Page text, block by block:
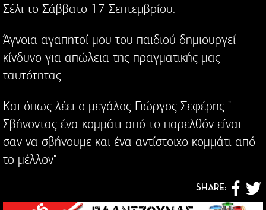
Σέλι το Σάββατο 17 Σεπτεμβρίου.
Άγνοια αγαπητοί μου του παιδιού δημιουργεί
κίνδυνο για απώλεια της πραγματικής μας
ταυτότητας.
Και όπως λέει ο μεγάλος Γιώργος Σεφέρης "
Σβήνοντας ένα κομμάτι από το παρελθόν είναι
σαν να σβήνουμε και ένα αντίστοιχο κομμάτι από
το μέλλον"
SHARE: